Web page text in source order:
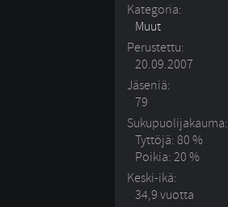
Kategoria:
Muut
Perustettu:
20.09.2007
Jäseniä:
79
Sukupuolijakauma:
Tyttöjä: 80 %
Poikia: 20 %
Keski-ikä:
34,9 vuotta